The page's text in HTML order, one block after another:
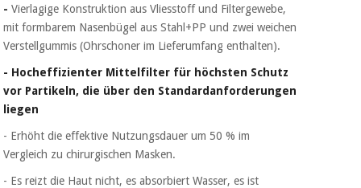
Chirurgische
instrumente
(ausverkauf)
- Vierlagige Konstruktion aus Vliesstoff und Filtergewebe,
mit formbarem Nasenbügel aus Stahl+PP und zwei weichen
Verstellgummis (Ohrschoner im Lieferumfang enthalten).
- Hocheffizienter Mittelfilter für höchsten Schutz
vor Partikeln, die über den Standardanforderungen
liegen
- Erhöht die effektive Nutzungsdauer um 50 % im
Vergleich zu chirurgischen Masken.
- Es reizt die Haut nicht, es absorbiert Wasser, es ist